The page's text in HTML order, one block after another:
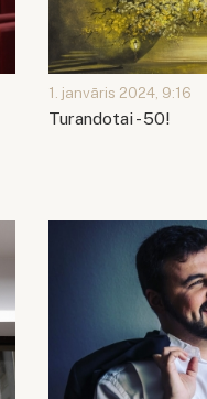
1. janvāris 2024, 9:16
Turandotai - 50!